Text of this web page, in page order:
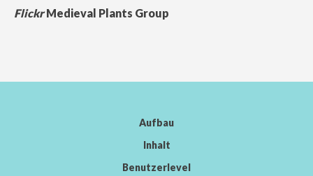
FlickrMedieval Plants Group
Aufbau
Inhalt
Benutzerlevel